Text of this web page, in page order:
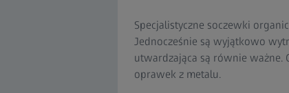
Specjalistyczne soczewki
Jednocześnie są wyjątkowo
utwardzająca są równie ważne.
oprawek z metalu.